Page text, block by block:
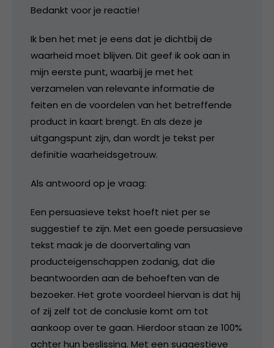
Bedankt voor je reactie!
Ik ben het met je eens dat je dichtbij de
waarheid moet blijven. Dit geef ik ook aan in
mijn eerste punt, waarbij je met het
verzamelen van relevante informatie de
feiten en de voordelen van het betreffende
product in kaart brengt. En als deze je
uitgangspunt zijn, dan wordt je tekst per
definitie waarheidsgetrouw.
Als antwoord op je vraag:
Een persuasieve tekst hoeft niet per se
suggestief te zijn. Met een goede persuasieve
tekst maak je de doorvertaling van
producteigenschappen zodanig, dat die
beantwoorden aan de behoeften van de
bezoeker. Het grote voordeel hiervan is dat hij
of zij zelf tot de conclusie komt om tot
aankoop over te gaan. Hierdoor staan ze 100%
achter hun beslissing. Met een suggestieve